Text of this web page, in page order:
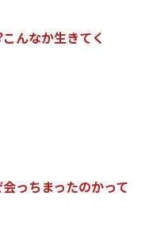
こんなか⽣きてく
会っちまったのかって